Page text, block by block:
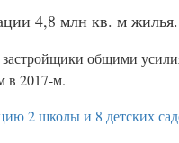
4,8 млн кв. м жилья.
общими
в 2017-м.
2 школы и 8 детских